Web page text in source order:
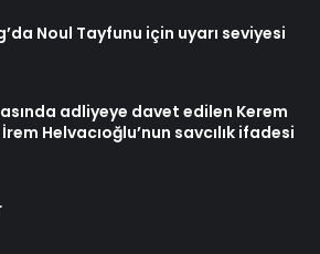
Noul Tayfunu için uyarı seviyesi
adliyeye davet edilen Kerem
Helvacıoğlu’nun savcılık ifadesi